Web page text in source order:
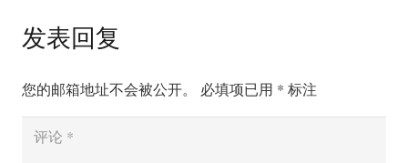
发表回复
您的邮箱地址不会被公开。 必填项已用 * 标注